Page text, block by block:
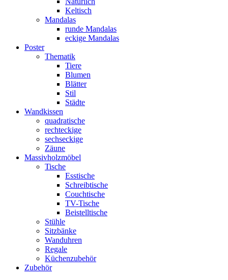
Keltisch
Mandalas
runde Mandalas
eckige Mandalas
Poster
Thematik
Tiere
Blumen
Blätter
Stil
Städte
Wandkissen
quadratische
rechteckige
sechseckige
Zäune
Massivholzmöbel
Tische
Esstische
Schreibtische
Couchtische
TV-Tische
Beistelltische
Stühle
Sitzbänke
Wanduhren
Regale
Küchenzubehör
Zubehör